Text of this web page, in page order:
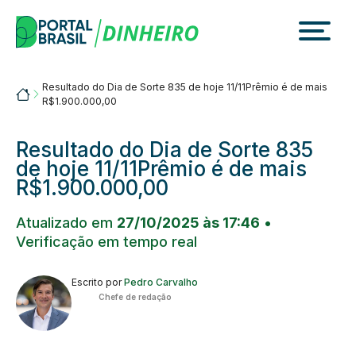
content
Portalbrasil
Resultado do Dia de Sorte 835 de hoje 11/11Prêmio é de mais
R$1.900.000,00
Resultado do Dia de Sorte 835
de hoje 11/11Prêmio é de mais
R$1.900.000,00
Atualizado em 27/10/2025 às 17:46 •
Verificação em tempo real
Escrito porPedro Carvalho
Chefe de redação